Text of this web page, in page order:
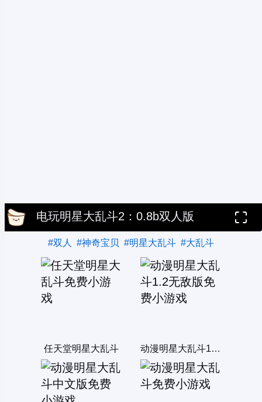
电玩明星大乱斗2：0.8b双人版
#双人 #神奇宝贝 #明星大乱斗 #大乱斗
任天堂明星大乱斗 动漫明星大乱斗1.2无敌版